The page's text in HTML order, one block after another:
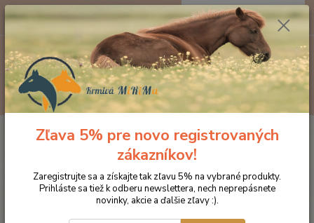
Menu
0ks
za0 €
Značka oblečenia MONTAR ZĽAVY!
Jazdecké nohavice
MONTAR legíny Jayla čierne
MONTAR legíny Jayla čierne
Zľava 5% pre novo registrovaných
zákazníkov!
Zaregistrujte sa a získajte tak zľavu 5% na vybrané produkty.
Prihláste sa tiež k odberu newslettera, nech neprepásnete
novinky, akcie a ďalšie zľavy :).